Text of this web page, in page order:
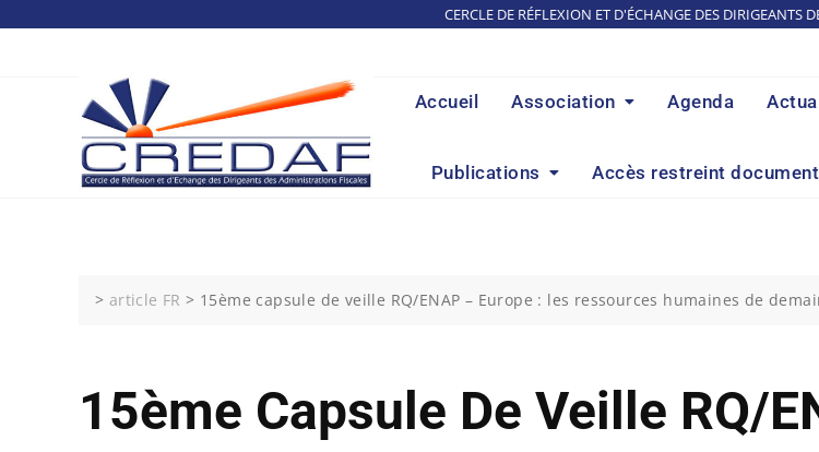
CERCLE DE RÉFLEXION ET D'ÉCHANGE DES DIRIGEANTS
Accueil Association Agenda
Publications Accès restreint
> article FR > 15ème capsule de veille RQ/ENAP – Europe : les ressources humaines de
15ème Capsule De Veille RQ/